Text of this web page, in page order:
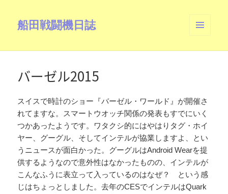
船田戦闘機日誌
ーとウ
バーゼル2015
スイスで時計のショー『バーゼル・ワールド』が開催さ
れてますな。スマートウオッチ関係の発表もすでにいく
つかあったようです。ワタクシ的にはやはりタグ・ホイ
ヤー、グーグル、そしてインテルが協業しますよ、とい
うニュースが面白かった。グーグルはAndroid Wearを提
供するようなので意外性はなかったものの、インテルが
こんなふうに表立って入っているのはなぜ？ という感
じはちょっとしました。去年のCESでインテルはQuark